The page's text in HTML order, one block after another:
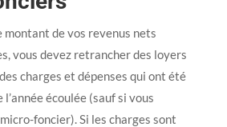
de vos revenus nets
vous devez retrancher des loyers
charges et dépenses qui ont été
l’année écoulée (sauf si vous
foncier). Si les charges sont